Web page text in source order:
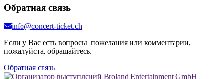
Обратная связь
info@concert-ticket.ch
Если у Вас есть вопросы, пожелания или комментарии,
пожалуйста, обращайтесь.
Обратная связь